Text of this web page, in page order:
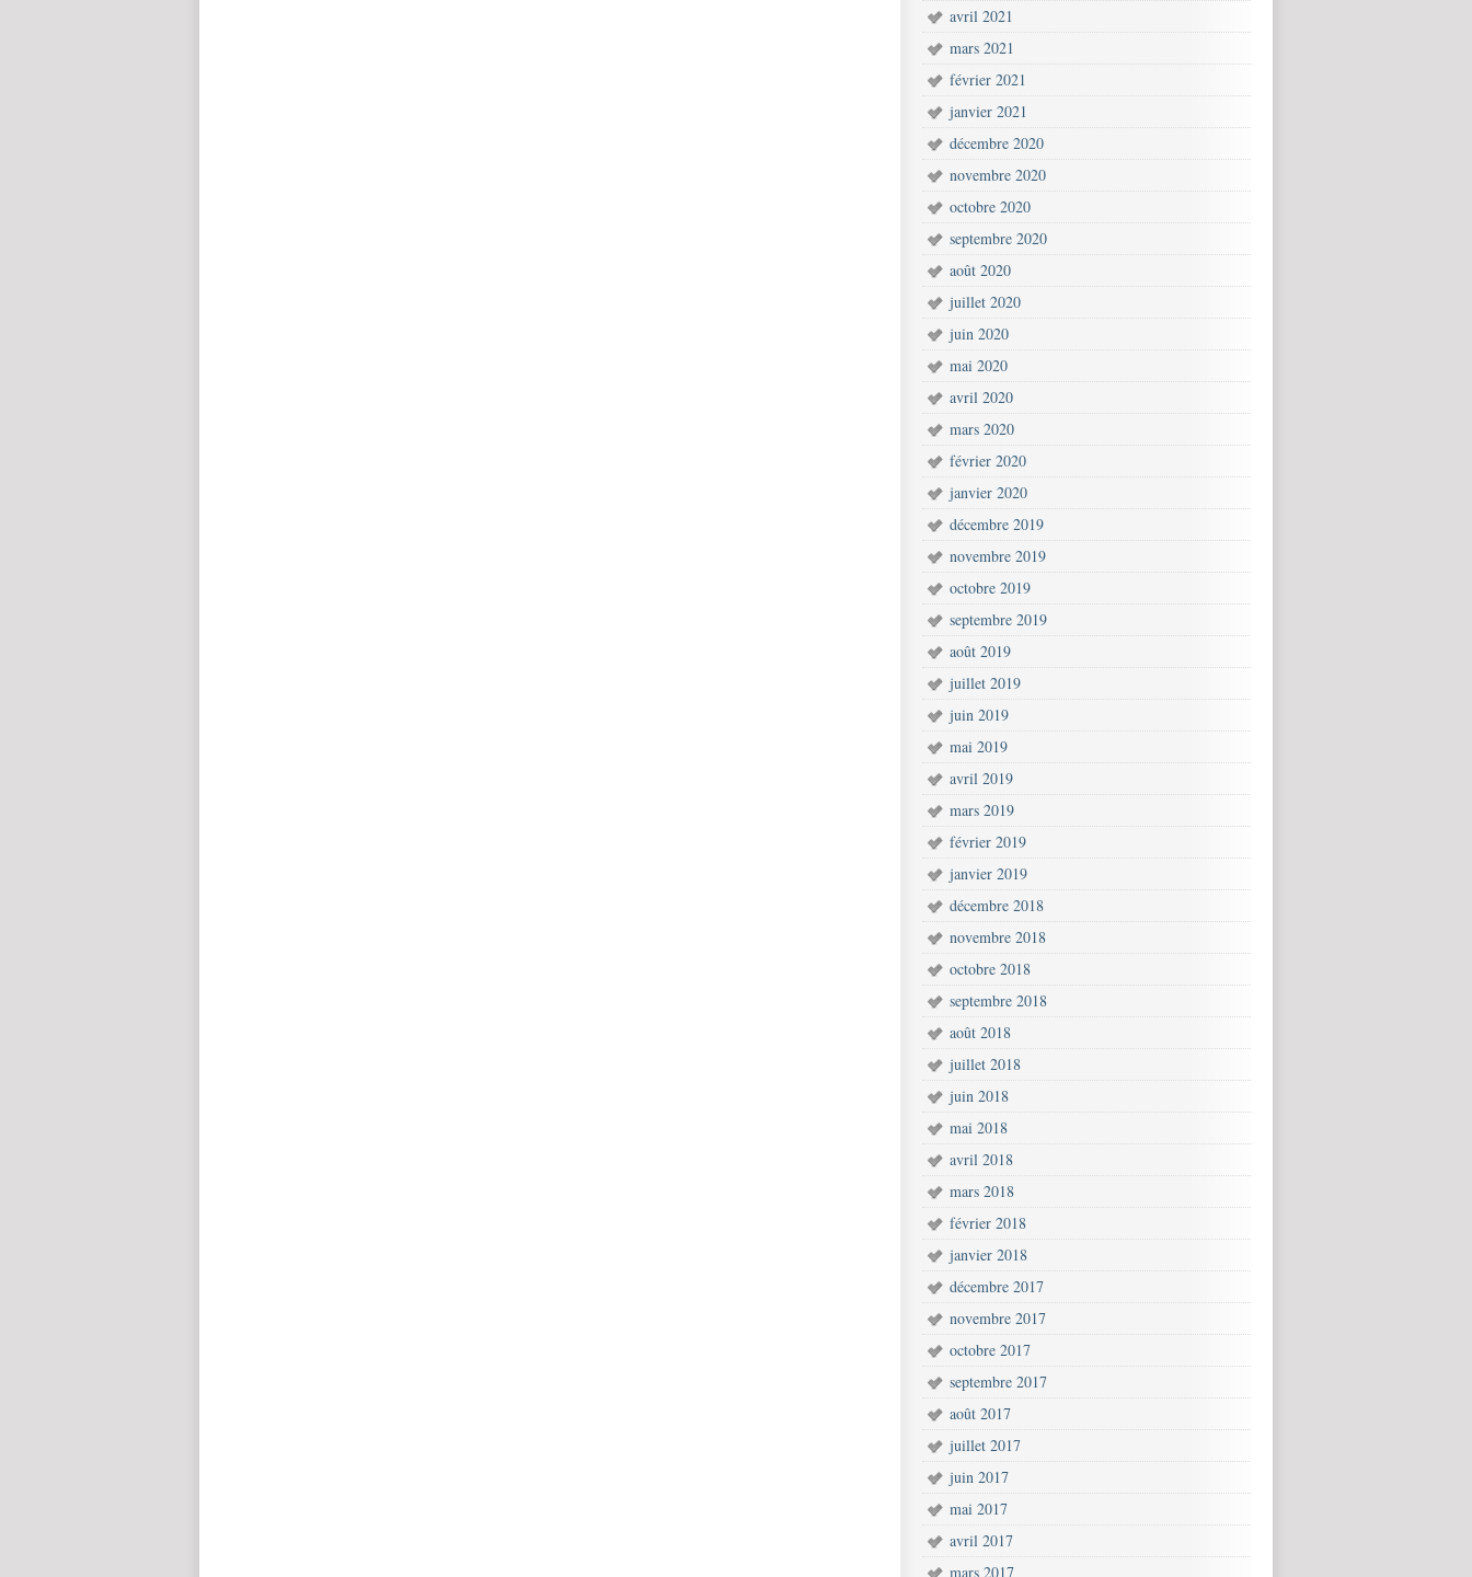
avril 2021
mars 2021
février 2021
janvier 2021
décembre 2020
novembre 2020
octobre 2020
septembre 2020
août 2020
juillet 2020
juin 2020
mai 2020
avril 2020
mars 2020
février 2020
janvier 2020
décembre 2019
novembre 2019
octobre 2019
septembre 2019
août 2019
juillet 2019
juin 2019
mai 2019
avril 2019
mars 2019
février 2019
janvier 2019
décembre 2018
novembre 2018
octobre 2018
septembre 2018
août 2018
juillet 2018
juin 2018
mai 2018
avril 2018
mars 2018
février 2018
janvier 2018
décembre 2017
novembre 2017
octobre 2017
septembre 2017
août 2017
juillet 2017
juin 2017
mai 2017
avril 2017
mars 2017